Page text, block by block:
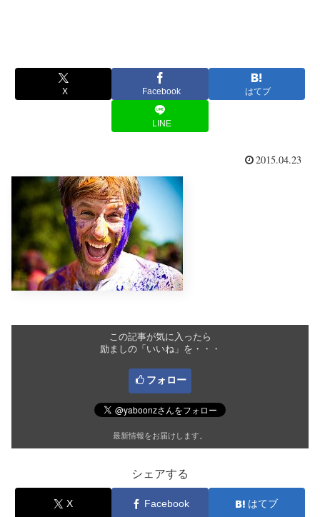
X Facebook はてブ
LINE
2015.04.23
この記事が気に入ったら
励ましの「いいね」を・・・
フォロー
最新情報をお届けします。
シェアする
X Facebook はてブ